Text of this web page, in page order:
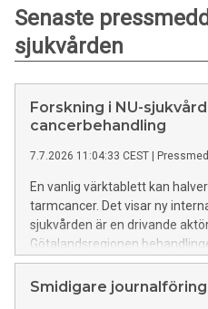
Senaste
sjukvården
Forskning i NU-
cancerbehandling
7.7.2026 11:04:33 CEST
En vanlig värktablett kan
tarmcancer. Det visar ny
sjukvården är en drivande
Götalandsregionen
ändtarm – och det gentest
patienter som har nytta av
Smidigare